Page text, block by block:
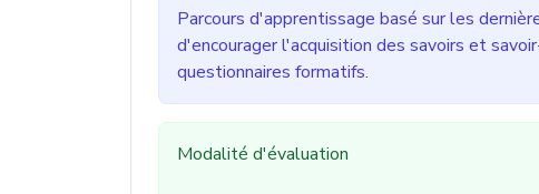
Parcours d'apprentissage basé sur les
d'encourager l'acquisition des savoirs et
questionnaires formatifs.
Modalité d'évaluation